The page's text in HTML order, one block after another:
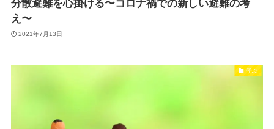
分散避難を心掛ける〜コロナ禍での新しい避難の考
え〜
2021年7月13日
学ぶ